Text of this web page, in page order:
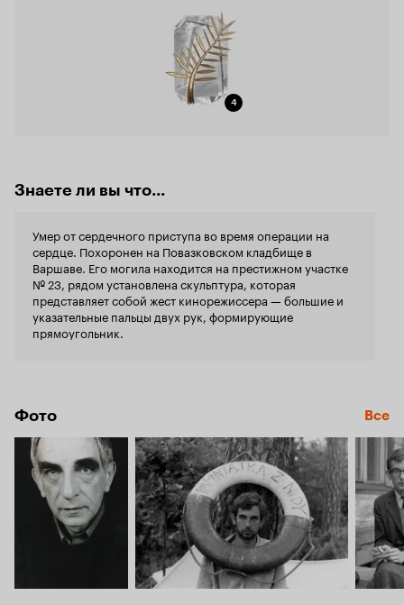
4
Знаете ли вы что...
Умер от сердечного приступа во время операции на
сердце. Похоронен на Повазковском кладбище в
Варшаве. Его могила находится на престижном участке
№ 23, рядом установлена скульптура, которая
представляет собой жест кинорежиссера — большие и
указательные пальцы двух рук, формирующие
прямоугольник.
Фото Все